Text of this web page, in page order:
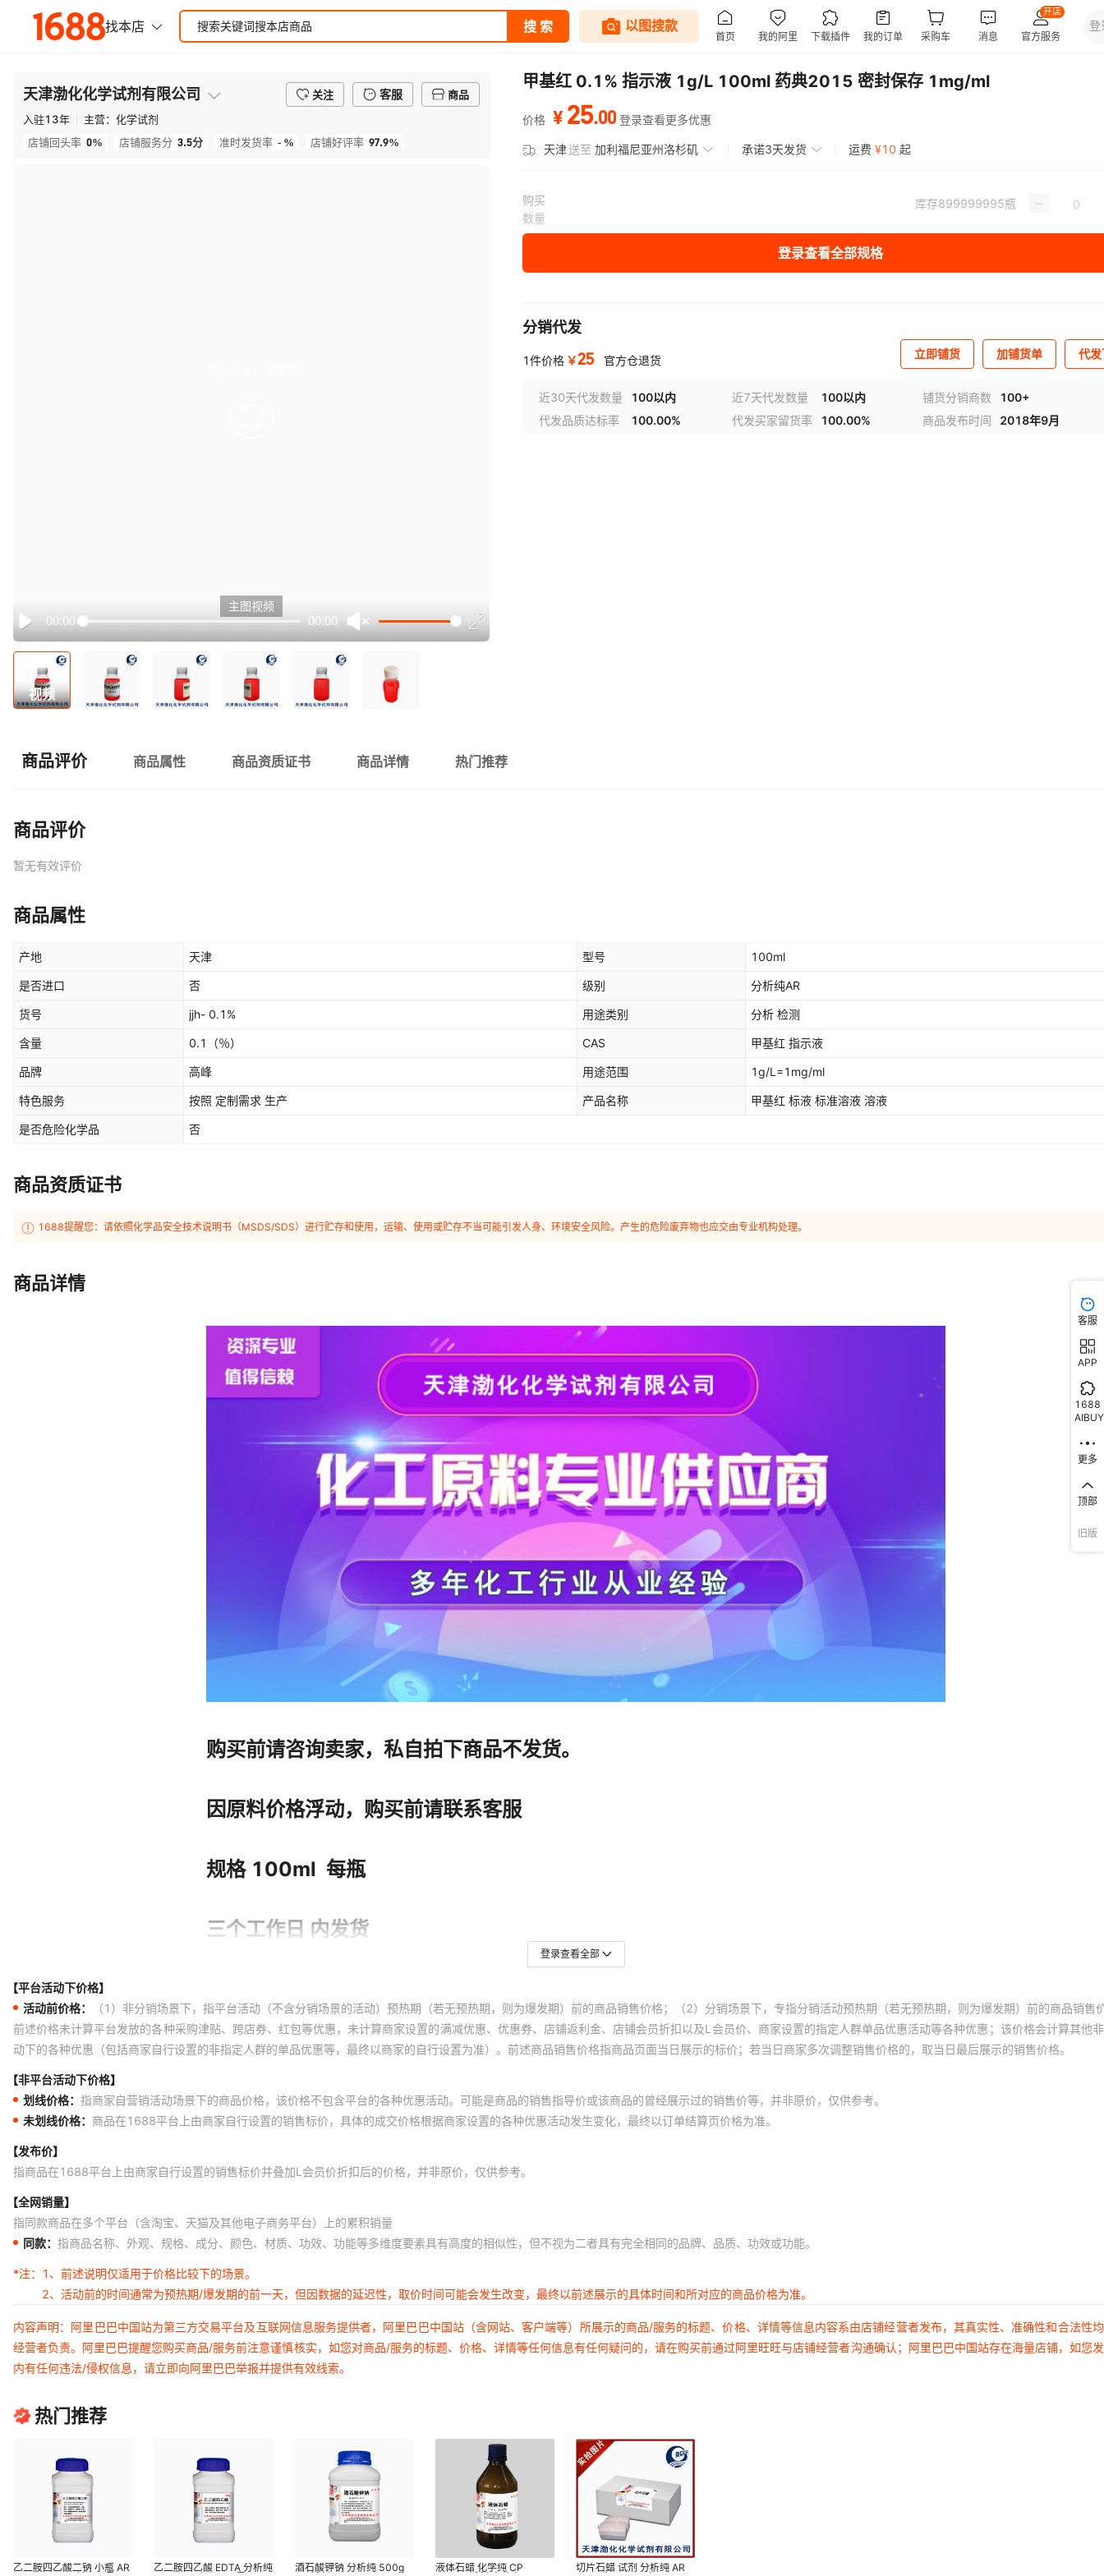
天津渤化化学试剂有限公司 关注 客服
商品
入驻13年 主营： 化学试剂
店铺回头率 0% 店铺服务分 3.5分 准时发货率 - % 店铺好评率 97.9%
Play
00:00 00:00
主图视频
视频
甲基红 0.1% 指示液 1g/L 100ml 药典2015 密封保存 1mg/ml
价格 ¥ 25.00 登录查看更多优惠
天津送至 加利福尼亚州洛杉矶 承诺3天发货 运费 ¥10 起
购买
数量
库存899999995瓶
登录查看全部规格
分销代发
1件价格 ￥25 官方仓退货 立即铺货 加铺货单 代
近30天代发数量 100以内 近7天代发数量 100以内 铺货分销商数
100+
代发品质达标率
100.00% 代发买家留货率 100.00% 商品发布时间 2018年9月
商品评价 商品属性 商品资质证书 商品详情 热门推荐
商品评价
暂无有效评价
商品属性
产地 天津 型号 100ml
是否进口 否 级别 分析纯AR
货号 jjh- 0.1% 用途类别 分析 检测
含量 0.1 （％） CAS 甲基红 指示液
品牌 高峰 用途范围 1g/L=1mg/ml
特色服务 按照 定制需求 生产 产品名称 甲基红 标液 标准溶液 溶液
是否危险化学品 否
商品资质证书
1688提醒您：请依照化学品安全技术说明书（MSDS/SDS）进行贮存和使用，运输、使用或贮存不当可能引发人身、环境安全风险。产生的危险废弃物也应交由专业机构处理。
商品详情
登录查看全部
【平台活动下价格】
活动前价格：
（1）非分销场景下，指平台活动（不含分销场景的活动）预热期（若无预热期，则为爆发期）前的商品销售价格；（2）分销场景下，专指分销活动预热期（若无预热期，则为爆发期）前的商品销售
前述价格未计算平台发放的各种采购津贴、跨店券、红包等优惠，未计算商家设置的满减优惠、优惠券、店铺返利金、店铺会员折扣以及L会员价、商家设置的指定人群单品优惠活动等各种优惠；该价格会计算其他
动下的各种优惠（包括商家自行设置的非指定人群的单品优惠等，最终以商家的自行设置为准）。前述商品销售价格指商品页面当日展示的标价；若当日商家多次调整销售价格的，取当日最后展示的销售价格。
【非平台活动下价格】
划线价格： 指商家自营销活动场景下的商品价格，该价格不包含平台的各种优惠活动。可能是商品的销售指导价或该商品的曾经展示过的销售价等，并非原价，仅供参考。
未划线价格： 商品在1688平台上由商家自行设置的销售标价，具体的成交价格根据商家设置的各种优惠活动发生变化，最终以订单结算页价格为准。
【发布价】
指商品在1688平台上由商家自行设置的销售标价并叠加L会员价折扣后的价格，并非原价，仅供参考。
【全网销量】
指同款商品在多个平台（含淘宝、天猫及其他电子商务平台）上的累积销量
同款： 指商品名称、外观、规格、成分、颜色、材质、功效、功能等多维度要素具有高度的相似性，但不视为二者具有完全相同的品牌、品质、功效或功能。
*注：
1、前述说明仅适用于价格比较下的场景。
2、活动前的时间通常为预热期/爆发期的前一天，但因数据的延迟性，取价时间可能会发生改变，最终以前述展示的具体时间和所对应的商品价格为准。
内容声明：阿里巴巴中国站为第三方交易平台及互联网信息服务提供者，阿里巴巴中国站（含网站、客户端等）所展示的商品/服务的标题、价格、详情等信息内容系由店铺经营者发布，其真实性、准确性和合法性
经营者负责。阿里巴巴提醒您购买商品/服务前注意谨慎核实，如您对商品/服务的标题、价格、详情等任何信息有任何疑问的，请在购买前通过阿里旺旺与店铺经营者沟通确认；阿里巴巴中国站存在海量店铺，如您
内有任何违法/侵权信息，请立即向阿里巴巴举报并提供有效线索。
热门推荐
乙二胺四乙酸二钠 小瓶 AR
乙二胺四乙酸 EDTA 分析纯
酒石酸钾钠 分析纯 500g
液体石蜡 化学纯 CP
切片石蜡 试剂 分析纯 AR
客服
APP
1688
AIBUY
更多
顶部
旧版